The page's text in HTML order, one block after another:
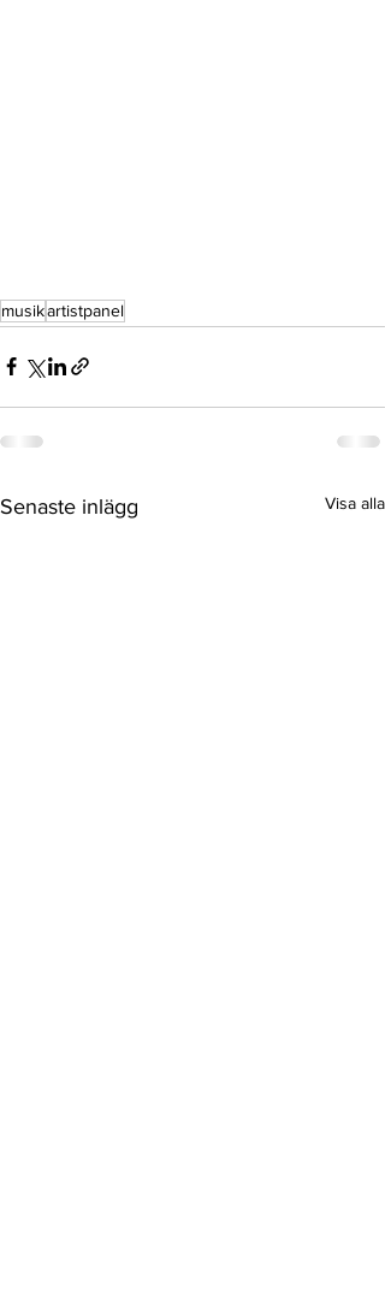
musikartistpanel
Senaste inlägg Visa alla